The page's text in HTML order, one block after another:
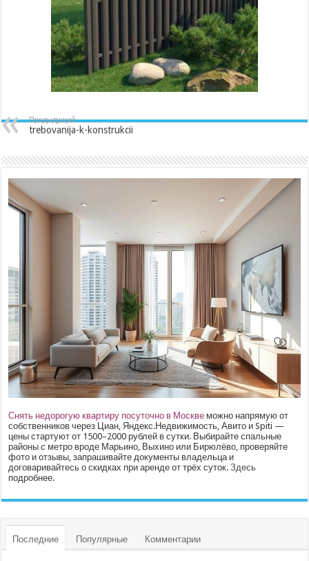
Предыдущий
trebovanija-k-konstrukcii
Снять недорогую квартиру посуточно в Москве можно напрямую от
собственников через Циан, Яндекс.Недвижимость, Авито и Spiti —
цены стартуют от 1500–2000 рублей в сутки. Выбирайте спальные
районы с метро вроде Марьино, Выхино или Бирюлёво, проверяйте
фото и отзывы, запрашивайте документы владельца и
договаривайтесь о скидках при аренде от трёх суток.Здесь
подробнее.
Последние Популярные Комментарии